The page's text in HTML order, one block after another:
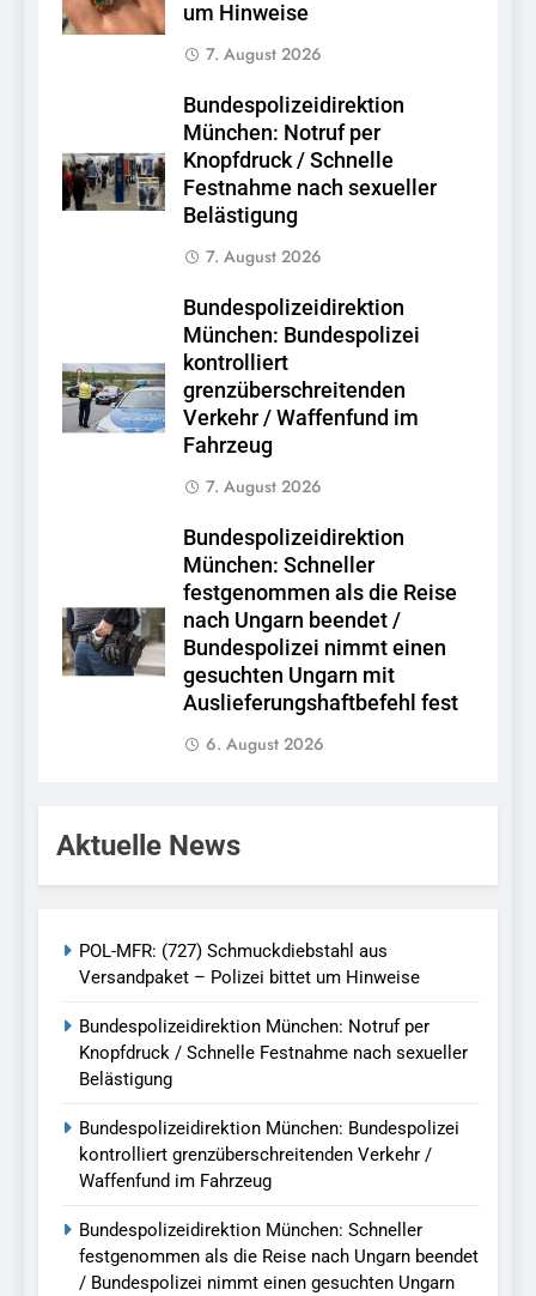
um Hinweise
7. August 2026
Bundespolizeidirektion
München: Notruf per
Knopfdruck / Schnelle
Festnahme nach sexueller
Belästigung
7. August 2026
Bundespolizeidirektion
München: Bundespolizei
kontrolliert
grenzüberschreitenden
Verkehr / Waffenfund im
Fahrzeug
7. August 2026
Bundespolizeidirektion
München: Schneller
festgenommen als die Reise
nach Ungarn beendet /
Bundespolizei nimmt einen
gesuchten Ungarn mit
Auslieferungshaftbefehl fest
6. August 2026
Aktuelle News
POL-MFR: (727) Schmuckdiebstahl aus
Versandpaket – Polizei bittet um Hinweise
Bundespolizeidirektion München: Notruf per
Knopfdruck / Schnelle Festnahme nach sexueller
Belästigung
Bundespolizeidirektion München: Bundespolizei
kontrolliert grenzüberschreitenden Verkehr /
Waffenfund im Fahrzeug
Bundespolizeidirektion München: Schneller
festgenommen als die Reise nach Ungarn beendet
/ Bundespolizei nimmt einen gesuchten Ungarn